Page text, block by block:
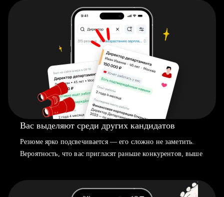
Вас выделяют среди других кандидатов
Резюме ярко подсвечивается — его сложно не заметить.
Вероятность, что вас пригласят раньше конкурентов, выше